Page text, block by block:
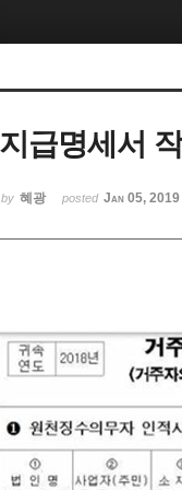
지급명세서
by 혜광 posted Jan 05, 2019